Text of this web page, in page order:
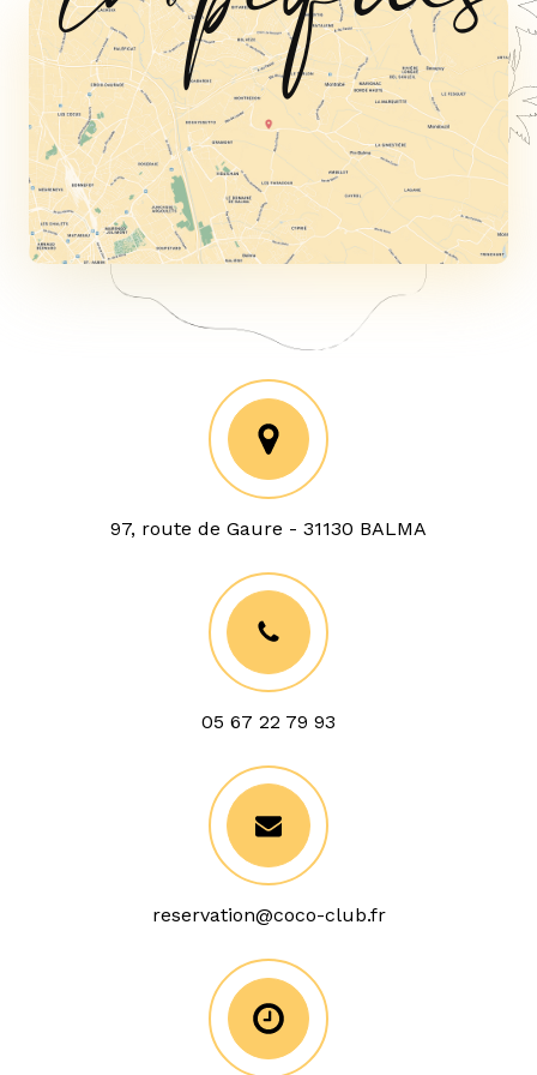
97, route de Gaure - 31130 BALMA
05 67 22 79 93
reservation@coco-club.fr